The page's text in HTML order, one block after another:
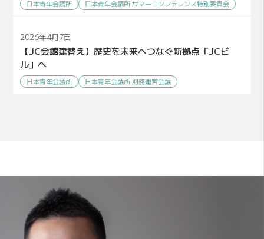
日本青年会議所 日本青年会議所 サマーコンファレンス特別委員会
2026年4月7日
【JC会館建替え】歴史を未来へつなぐ新拠点「JCビ
ル」へ
日本青年会議所 日本青年会議所 財務運営会議